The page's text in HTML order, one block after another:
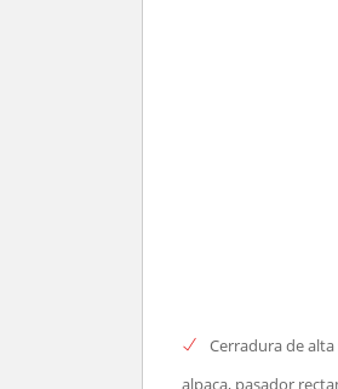
Cerradura de
alpaca, pasador